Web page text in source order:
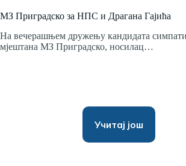
МЗ Приградско за НПС и Драгана Гајића
На вечерашњем дружењу кандидата
мјештана МЗ Приградско, носилац…
Учитај још